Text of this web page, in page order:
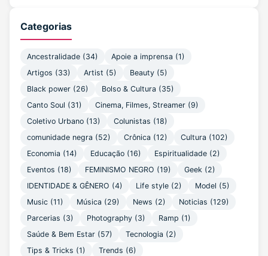
Categorias
Ancestralidade (34) Apoie a imprensa (1)
Artigos (33) Artist (5) Beauty (5)
Black power (26) Bolso & Cultura (35)
Canto Soul (31) Cinema, Filmes, Streamer (9)
Coletivo Urbano (13) Colunistas (18)
comunidade negra (52) Crônica (12) Cultura (102)
Economia (14) Educação (16) Espiritualidade (2)
Eventos (18) FEMINISMO NEGRO (19) Geek (2)
IDENTIDADE & GÊNERO (4) Life style (2) Model (5)
Music (11) Música (29) News (2) Noticias (129)
Parcerias (3) Photography (3) Ramp (1)
Saúde & Bem Estar (57) Tecnologia (2)
Tips & Tricks (1) Trends (6)